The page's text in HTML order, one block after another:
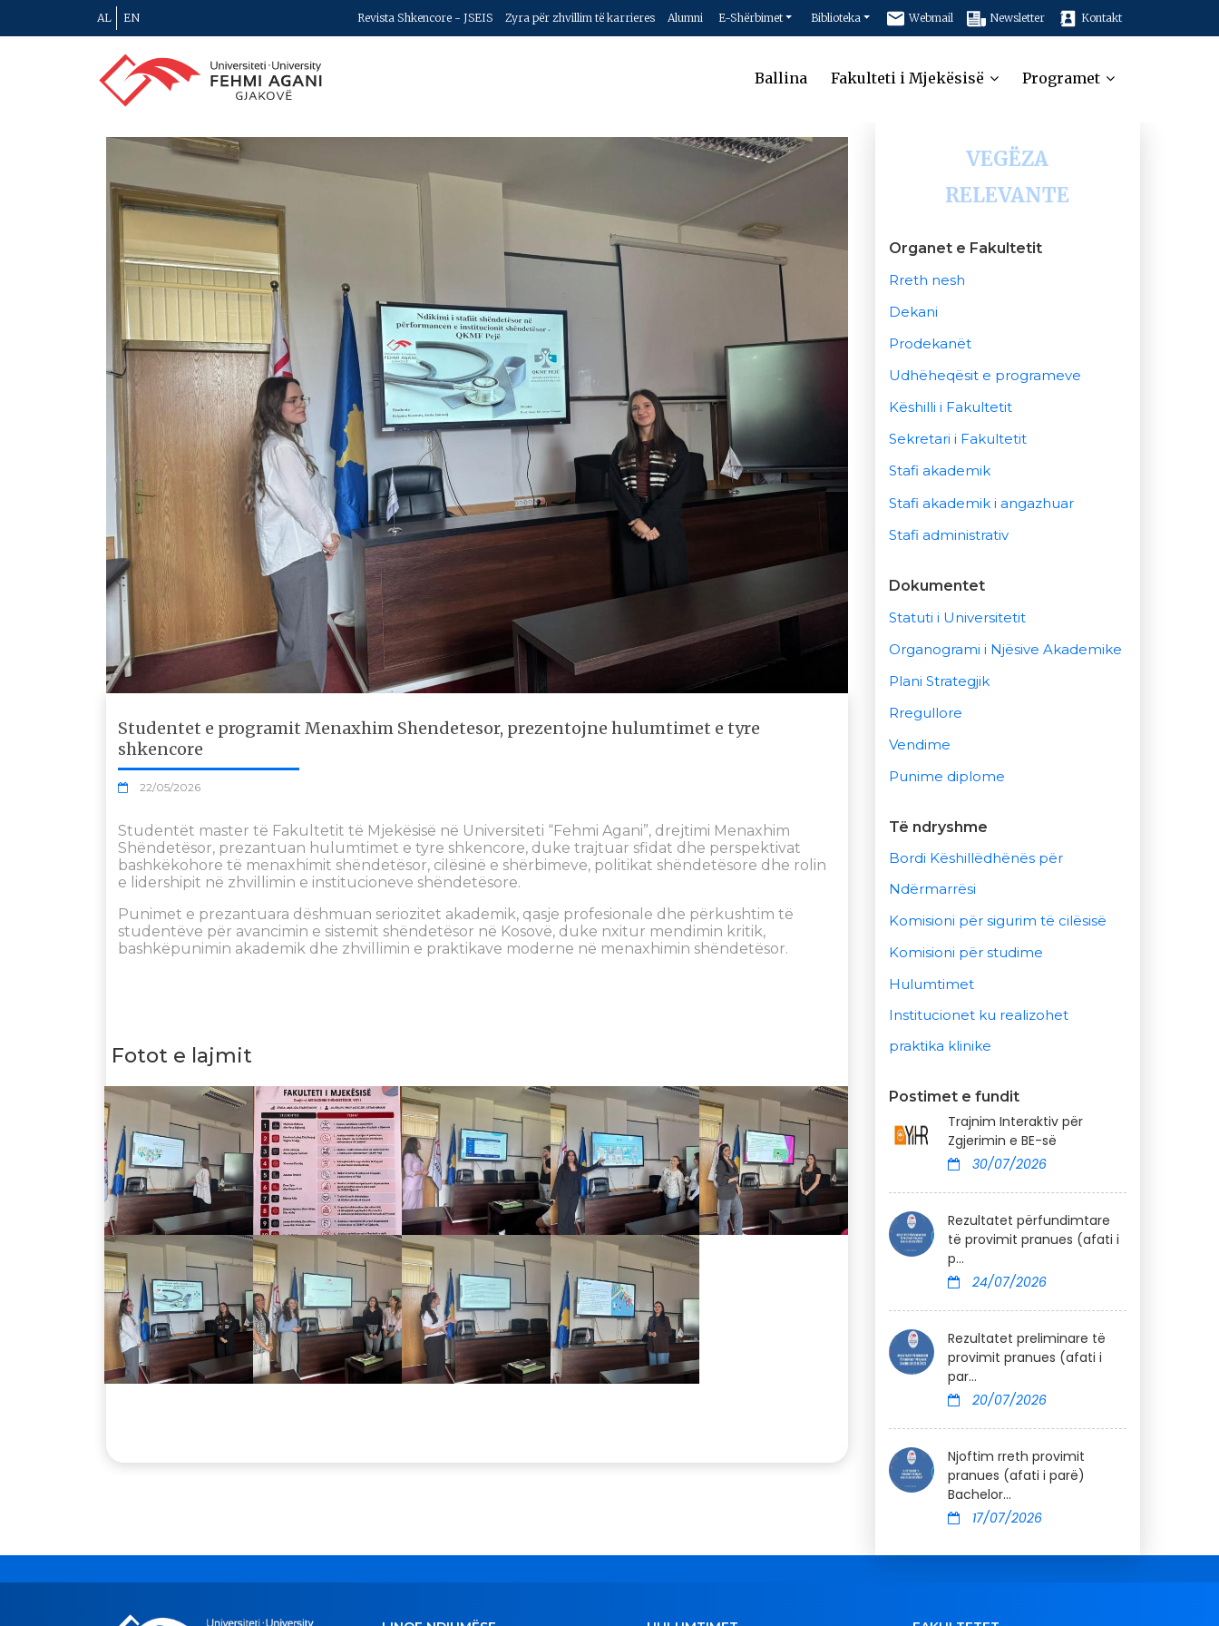
AL EN Revista Shkencore - JSEIS Zyra për zhvillim të karrieres Alumni E-Shërbimet Biblioteka Webmail Newsletter Kontakt
Ballina Fakulteti i Mjekësisë Programet
Studentet e programit Menaxhim Shendetesor, prezentojne hulumtimet e tyre
shkencore
22/05/2026
Studentët master të Fakultetit të Mjekësisë në Universiteti “Fehmi Agani”, drejtimi Menaxhim
Shëndetësor, prezantuan hulumtimet e tyre shkencore, duke trajtuar sfidat dhe perspektivat
bashkëkohore të menaxhimit shëndetësor, cilësinë e shërbimeve, politikat shëndetësore dhe rolin
e lidershipit në zhvillimin e institucioneve shëndetësore.
Punimet e prezantuara dëshmuan seriozitet akademik, qasje profesionale dhe përkushtim të
studentëve për avancimin e sistemit shëndetësor në Kosovë, duke nxitur mendimin kritik,
bashkëpunimin akademik dhe zhvillimin e praktikave moderne në menaxhimin shëndetësor.
Fotot e lajmit
VEGËZA
RELEVANTE
Organet e Fakultetit
Rreth nesh
Dekani
Prodekanët
Udhëheqësit e programeve
Këshilli i Fakultetit
Sekretari i Fakultetit
Stafi akademik
Stafi akademik i angazhuar
Stafi administrativ
Dokumentet
Statuti i Universitetit
Organogrami i Njësive Akademike
Plani Strategjik
Rregullore
Vendime
Punime diplome
Të ndryshme
Bordi Këshillëdhënës për
Ndërmarrësi
Komisioni për sigurim të cilësisë
Komisioni për studime
Hulumtimet
Institucionet ku realizohet
praktika klinike
Postimet e fundit
Trajnim Interaktiv për
Zgjerimin e BE-së
30/07/2026
Rezultatet përfundimtare
të provimit pranues (afati i
p...
24/07/2026
Rezultatet preliminare të
provimit pranues (afati i
par...
20/07/2026
Njoftim rreth provimit
pranues (afati i parë)
Bachelor...
17/07/2026